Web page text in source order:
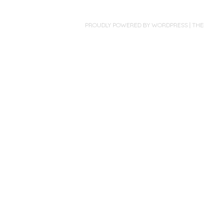
PROUDLY POWERED BY WORDPRESS